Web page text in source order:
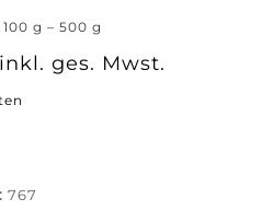
100g – 500g
inkl. ges. Mwst.
767